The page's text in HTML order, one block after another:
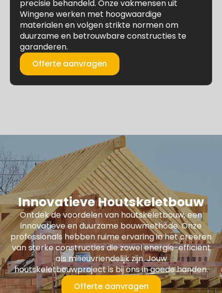
precisie behandeld. Onze vakmensen uit
Wingene werken met hoogwaardige
materialen en volgen strikte normen om
duurzame en betrouwbare constructies te
garanderen.
Offerte aanvragen
Innovatieve Houtskeletbouw
Ontdek de voordelen van houtskeletbouw, een
innovatieve en duurzame bouwmethode. Onze
professionals hebben ruime ervaring in het creëren
van sterke constructies die zowel energie-efficiënt
als milieuvriendelijk zijn. Jouw
houtskeletbouwproject is bij ons in goede handen.
Offerte aanvragen